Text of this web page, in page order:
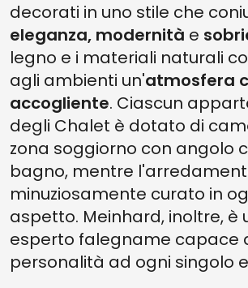
decorati in uno stile che
eleganza, modernità e
legno e i materiali naturali
agli ambienti un'atmosfera
accogliente. Ciascun
degli Chalet è dotato di
zona soggiorno con angolo
bagno, mentre
minuziosamente curato in
aspetto. Meinhard, inoltre, è
esperto falegname capace
personalità ad ogni singolo